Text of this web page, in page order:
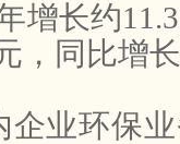
增长约
，同比增
企业环保